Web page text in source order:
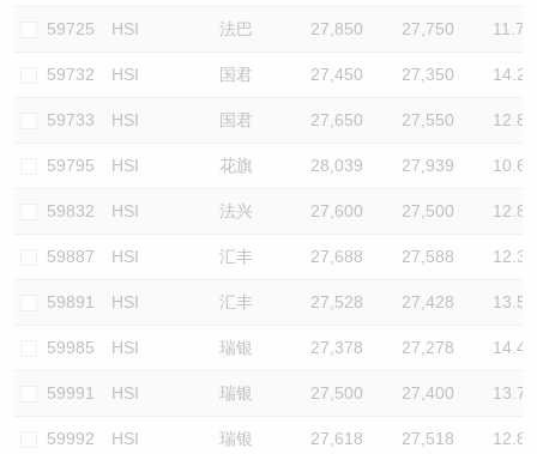
59725 HSI 法巴 27,850 27,750 11.7
59732 HSI 国君 27,450 27,350 14.2
59733 HSI 国君 27,650 27,550 12.8
59795 HSI 花旗 28,039 27,939 10.6
59832 HSI 法兴 27,600 27,500 12.8
59887 HSI 汇丰 27,688 27,588 12.3
59891 HSI 汇丰 27,528 27,428 13.5
59985 HSI 瑞银 27,378 27,278 14.4
59991 HSI 瑞银 27,500 27,400 13.7
59992 HSI 瑞银 27,618 27,518 12.8